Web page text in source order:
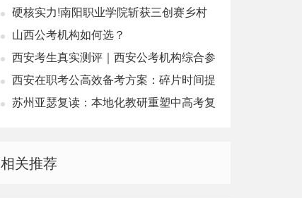
硬核实力!南阳职业学院斩获三创赛乡村
振兴实战赛全国二等奖
山西公考机构如何选？
西安考生真实测评｜西安公考机构综合参
考榜单，本土机构奇点公考
西安在职考公高效备考方案：碎片时间提
分，适配上班族公考培训
苏州亚瑟复读：本地化教研重塑中高考复
相关推荐